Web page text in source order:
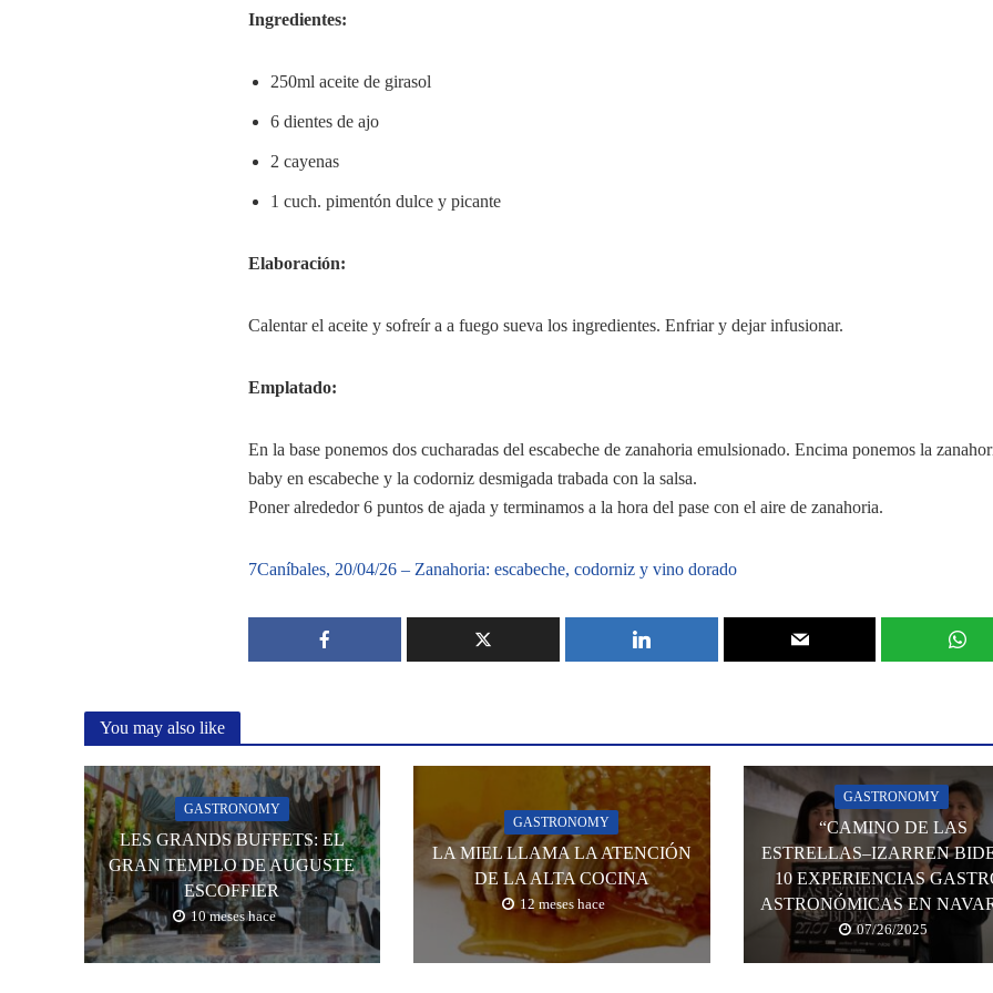
Ingredientes:
250ml aceite de girasol
6 dientes de ajo
2 cayenas
1 cuch. pimentón dulce y picante
Elaboración:
Calentar el aceite y sofreír a a fuego sueva los ingredientes. Enfriar y dejar infusionar.
Emplatado:
En la base ponemos dos cucharadas del escabeche de zanahoria emulsionado. Encima ponemos la
baby en escabeche y la codorniz desmigada trabada con la salsa.
Poner alrededor 6 puntos de ajada y terminamos a la hora del pase con el aire de zanahoria.
7Caníbales, 20/04/26 – Zanahoria: escabeche, codorniz y vino dorado
You may also like
GASTRONOMY
LES GRANDS BUFFETS: EL
GRAN TEMPLO DE AUGUSTE
ESCOFFIER
10 meses hace
GASTRONOMY
LA MIEL LLAMA LA ATENCIÓN
DE LA ALTA COCINA
12 meses hace
GASTRONOMY
“CAMINO DE LAS
ESTRELLAS–IZARREN
10 EXPERIENCIAS
ASTRONÓMICAS EN
07/26/2025